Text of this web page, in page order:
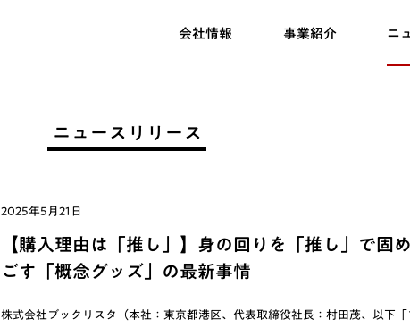
会社情報 事業紹介 ニ
ニュースリリース
2025年5月21日
【購入理由は「推し」】身の回りを「推し」で固
ごす「概念グッズ」の最新事情
株式会社ブックリスタ（本社：東京都港区、代表取締役社長：村田茂、以下